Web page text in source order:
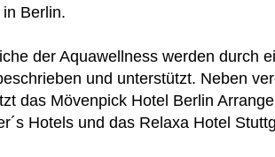
Berlin.
der Aquawellness werden durch
und unterstützt. Neben
das Mövenpick Hotel Berlin
Hotels und das Relaxa Hotel